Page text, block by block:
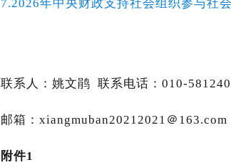
7.2026年中央财政支持社会组织参与社
联系人：姚文鹃 联系电话：010-
邮箱：xiangmuban20212021＠163.com
附件1